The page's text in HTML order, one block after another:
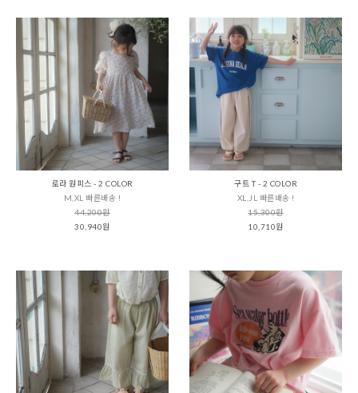
로라 원피스 - 2 COLOR
M,XL 빠른배송 !
44,200원
30,940원
구트 T - 2 COLOR
XL,JL 빠른배송 !
15,300원
10,710원